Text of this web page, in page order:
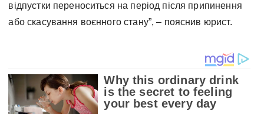
відпустки переноситься на період після припинення
або скасування воєнного стану”, – пояснив юрист.